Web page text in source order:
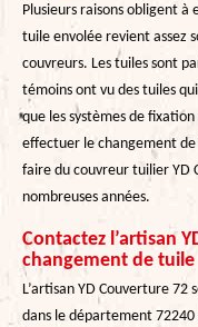
Plusieurs raisons obligent
tuile envolée revient assez
couvreurs. Les tuiles sont
témoins ont vu des tuiles
que les systèmes de
effectuer le changement
faire du couvreur tuilier YD
nombreuses années.
Contactez l’artisan
changement de tuile
L’artisan YD Couverture
dans le département